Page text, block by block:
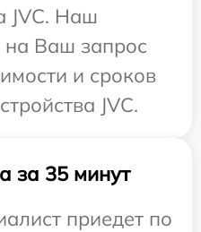
JVC. Наш
на Ваш запрос
и сроков
JVC.
за 35 минут
приедет по